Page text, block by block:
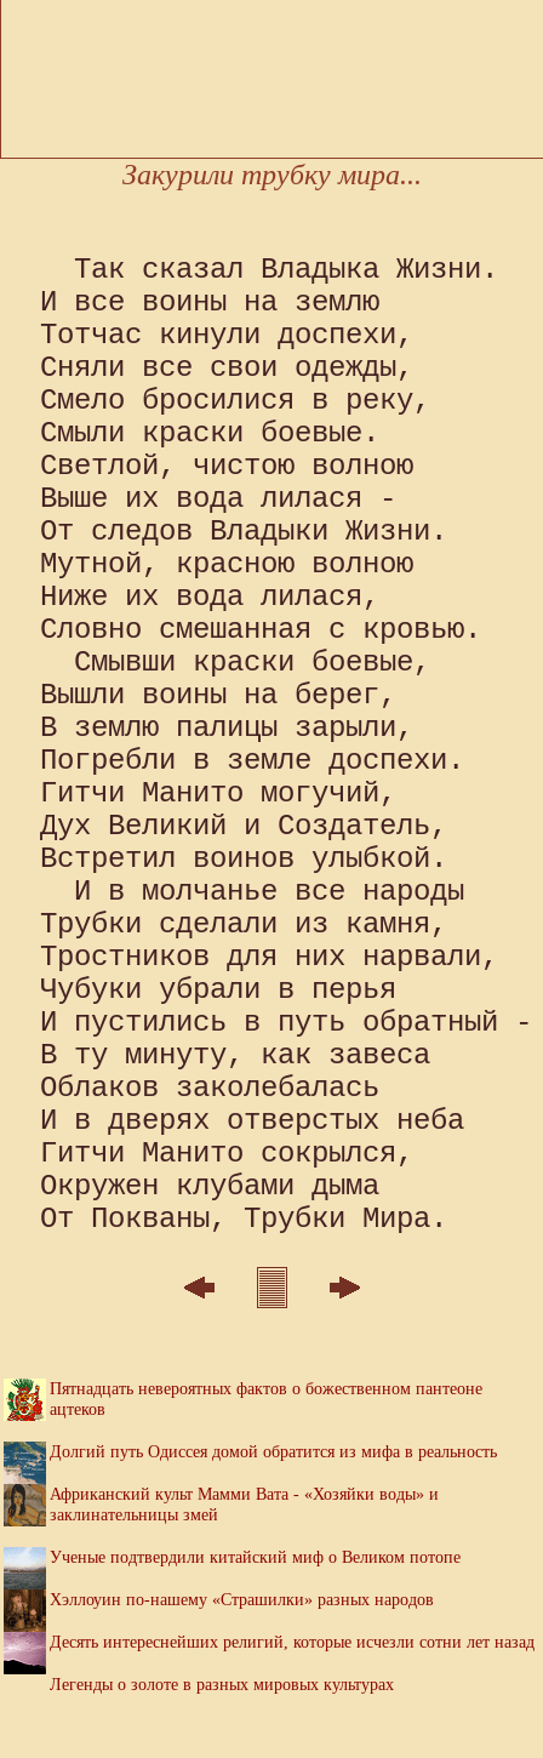
Закурили трубку мира...
  Так сказал Владыка Жизни.
И все воины на землю
Тотчас кинули доспехи,
Сняли все свои одежды,
Смело бросилися в реку,
Смыли краски боевые.
Светлой, чистою волною
Выше их вода лилася -
От следов Владыки Жизни.
Мутной, красною волною
Ниже их вода лилася,
Словно смешанная с кровью.
  Смывши краски боевые,
Вышли воины на берег,
В землю палицы зарыли,
Погребли в земле доспехи.
Гитчи Манито могучий,
Дух Великий и Создатель,
Встретил воинов улыбкой.
  И в молчанье все народы
Трубки сделали из камня,
Тростников для них нарвали,
Чубуки убрали в перья
И пустились в путь обратный -
В ту минуту, как завеса
Облаков заколебалась
И в дверях отверстых неба
Гитчи Манито сокрылся,
Окружен клубами дыма
Пятнадцать невероятных фактов о божественном пантеоне
ацтеков
Долгий путь Одиссея домой обратится из мифа в реальность
Африканский культ Мамми Вата - «Хозяйки воды» и
заклинательницы змей
Ученые подтвердили китайский миф о Великом потопе
Хэллоуин по-нашему «Страшилки» разных народов
Десять интереснейших религий, которые исчезли сотни лет назад
Легенды о золоте в разных мировых культурах